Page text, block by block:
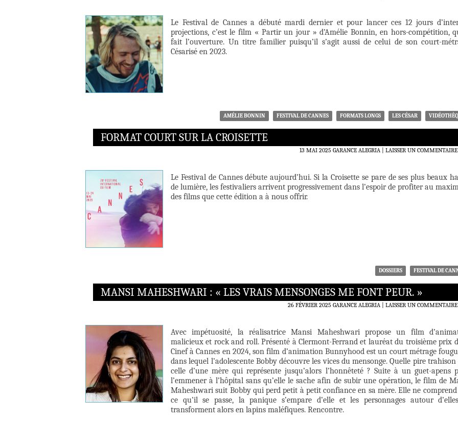
Le Festival de Cannes a débuté mardi dernier et pour lancer ces 12 jours
projections, c’est le film « Partir un jour » d’Amélie Bonnin, en hors-compétition,
fait l’ouverture. Un titre familier puisqu’il s’agit aussi de celui de son court-
Césarisé en 2023.
AMÉLIE BONNIN FESTIVAL DE CANNES FORMATS LONGS LES CÉSAR
FORMAT COURT SUR LA CROISETTE
13 MAI 2025 GARANCE ALEGRIA LAISSER UN COMMENTAIRE|
Le Festival de Cannes débute aujourd’hui. Si la Croisette se pare de ses plus beaux
de lumière, les festivaliers arrivent progressivement dans l’espoir de profiter au
des films que cette édition a à nous offrir.
DOSSIERS FESTIVAL DE
MANSI MAHESHWARI : « LES VRAIS MENSONGES ME FONT PEUR. »
26 FÉVRIER 2025 GARANCE ALEGRIA LAISSER UN COMMENTAIRE|
Avec impétuosité, la réalisatrice Mansi Maheshwari propose un film
malicieux et rock and roll. Présenté à Clermont-Ferrand et lauréat du troisième prix
Cinef à Cannes en 2024, son film d’animation Bunnyhood est un court métrage
dans lequel l’adolescente Bobby découvre les vices du mensonge. Quelle pire trahison
celle d’une mère qui représente jusqu’alors l’honnêteté ? Suite à un guet-apens
l’emmener à l’hôpital sans qu’elle le sache afin de subir une opération, le film de
Maheshwari suit Bobby qui perd petit à petit confiance en sa mère. Elle ne comprend
ce qu’il se passe, la panique s’empare d’elle et les personnages autour
transforment alors en lapins maléfiques. Rencontre.